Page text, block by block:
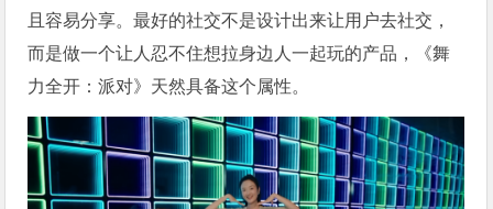
且容易分享。最好的社交不是设计出来让用户去社交，
而是做一个让人忍不住想拉身边人一起玩的产品，《舞
力全开：派对》天然具备这个属性。